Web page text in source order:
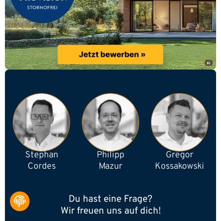
Stephan
Cordes
Philipp
Mazur
Gregor
Kossakowski
Du hast eine Frage?
Wir freuen uns auf dich!